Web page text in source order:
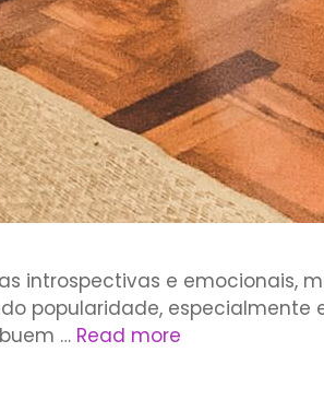
introspectivas e emocionais,
popularidade, especialmente
… Read more